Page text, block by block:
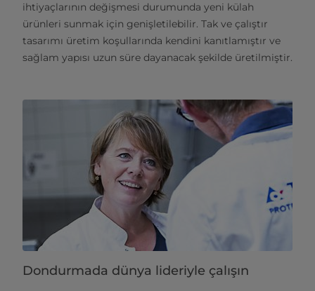
ihtiyaçlarının değişmesi durumunda yeni külah
ürünleri sunmak için genişletilebilir. Tak ve çalıştır
tasarımı üretim koşullarında kendini kanıtlamıştır ve
sağlam yapısı uzun süre dayanacak şekilde üretilmiştir.
Dondurmada dünya lideriyle çalışın